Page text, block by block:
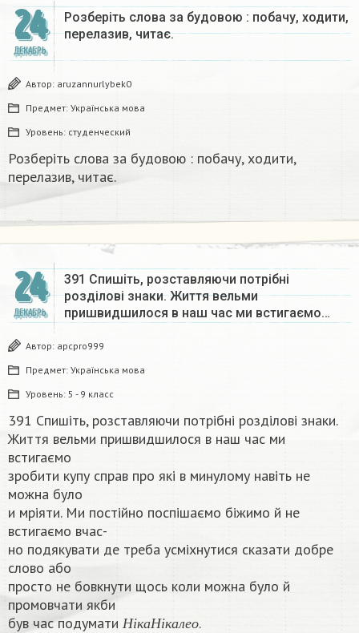
24
ДЕКАБРЬ
Розберіть слова за будовою : побачу, ходити,
перелазив, читає.
Автор: aruzannurlybek0
Предмет: Українська мова
Уровень: студенческий
Розберіть слова за будовою : побачу, ходити,
перелазив, читає.
24
ДЕКАБРЬ
391 Спишіть, розставляючи потрібні
розділові знаки. Життя вельми
пришвидшилося в наш час ми встигаємо…
Автор: apcpro999
Предмет: Українська мова
Уровень: 5 - 9 класс
391 Спишіть, розставляючи потрібні розділові знаки.
Життя вельми пришвидшилося в наш час ми
встигаємо
зробити купу справ про які в минулому навіть не
можна було
и мріяти. Ми постійно поспішаємо біжимо й не
встигаємо вчас-
но подякувати де треба усміхнутися сказати добре
слово або
просто не бовкнути щось коли можна було й
промовчати якби
був час подумати
Н і ка Н і кал е о
Нік Нік .​